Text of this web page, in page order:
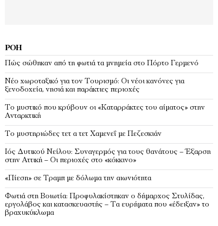
ΡΟΉ
Πώς σώθηκαν από τη φωτιά τα μνημεία στο Πόρτο Γερμενό
Νέο χωροταξικό για τον Τουρισμό: Οι νέοι κανόνες για
ξενοδοχεία, νησιά και παράκτιες περιοχές
Το μυστικό που κρύβουν οι «Καταρράκτες του αίματος» στην
Ανταρκτική
Το μυστηριώδες τετ α τετ Χαμενεΐ με Πεζεσκιάν
Ιός Δυτικού Νείλου: Συναγερμός για τους θανάτους – Έξαρση
στην Αττική – Οι περιοχές στο «κόκκινο»
«Πίεση» σε Τραμπ με δόλωμα την αιωνιότητα
Φωτιά στη Βοιωτία: Προφυλακίστηκαν ο δήμαρχος Στυλίδας,
εργολάβος και κατασκευαστής – Τα ευρήματα που «έδειξαν» το
βραχυκύκλωμα